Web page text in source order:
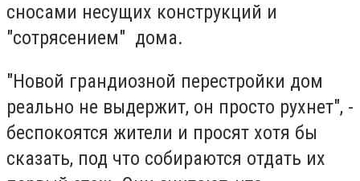
сносами несущих конструкций и
"сотрясением" дома.
"Новой грандиозной перестройки дом
реально не выдержит, он просто рухнет", -
беспокоятся жители и просят хотя бы
сказать, под что собираются отдать их